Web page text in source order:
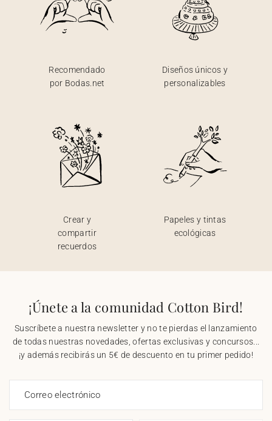
Recomendado
por Bodas.net
Diseños únicos y
personalizables
Crear y
compartir
recuerdos
Papeles y tintas
ecológicas
¡Únete a la comunidad Cotton Bird!
Suscríbete a nuestra newsletter y no te pierdas el lanzamiento
de todas nuestras novedades, ofertas exclusivas y concursos...
¡y además recibirás un 5€ de descuento en tu primer pedido!
Correo electrónico